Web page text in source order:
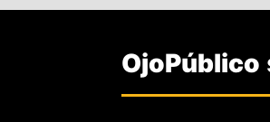
OjoPúblico